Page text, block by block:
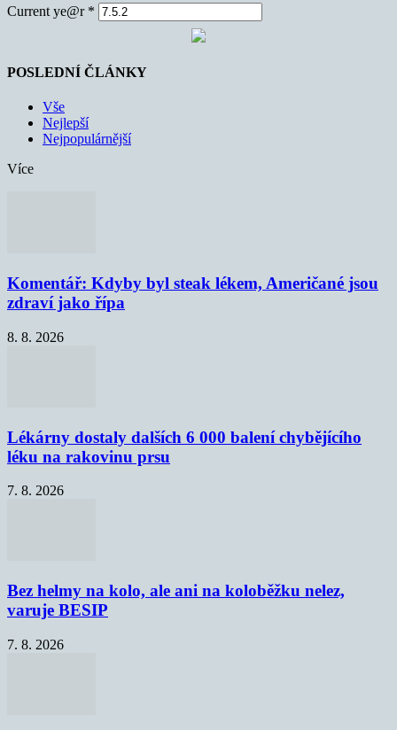
Current ye@r *
POSLEDNÍ ČLÁNKY
Vše
Nejlepší
Nejpopulárnější
Více
Komentář: Kdyby byl steak lékem, Američané jsou
zdraví jako řípa
8. 8. 2026
Lékárny dostaly dalších 6 000 balení chybějícího
léku na rakovinu prsu
7. 8. 2026
Bez helmy na kolo, ale ani na koloběžku nelez,
varuje BESIP
7. 8. 2026